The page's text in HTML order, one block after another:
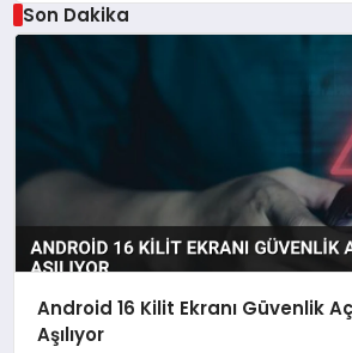
Son Dakika
Android 16 Kilit Ekranı Güvenlik
Aşılıyor